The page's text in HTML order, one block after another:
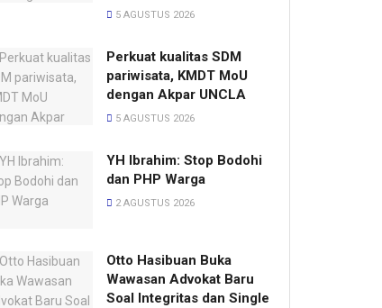
5 AGUSTUS 2026
Perkuat kualitas SDM
pariwisata, KMDT MoU
dengan Akpar UNCLA
5 AGUSTUS 2026
YH Ibrahim: Stop Bodohi
dan PHP Warga
2 AGUSTUS 2026
Otto Hasibuan Buka
Wawasan Advokat Baru
Soal Integritas dan Single